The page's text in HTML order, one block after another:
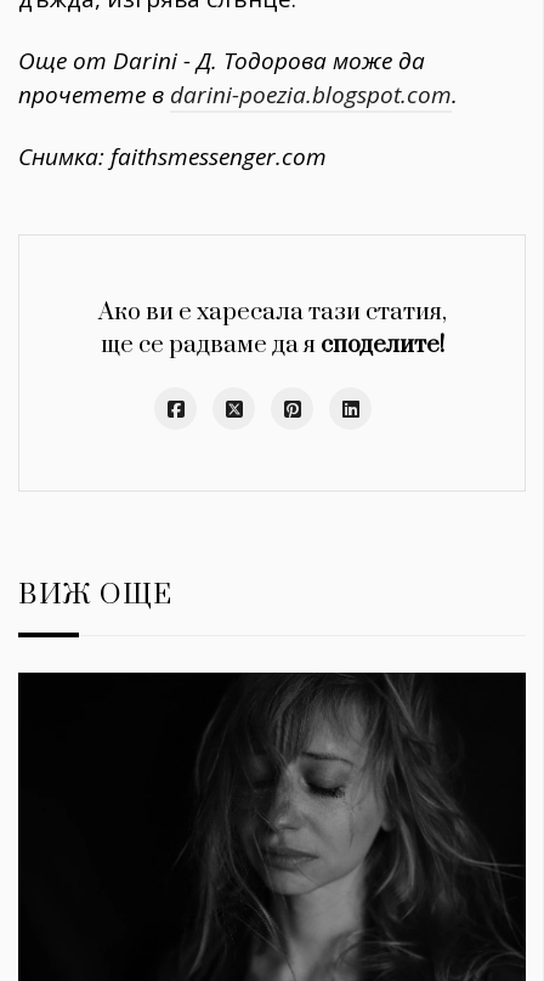
Още от Darini - Д. Тодорова може да
прочетете в darini-poezia.blogspot.com.
Снимка: faithsmessenger.com
Ако ви е харесала тази статия,
ще се радваме да я споделите!
ВИЖ ОЩЕ